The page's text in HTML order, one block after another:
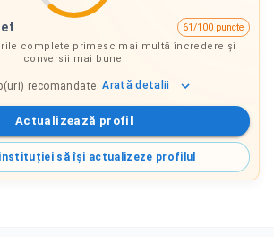
61/100 puncte
complete primesc mai multă încredere și
conversii mai bune.
recomandate Arată detalii
Actualizează profil
să își actualizeze profilul